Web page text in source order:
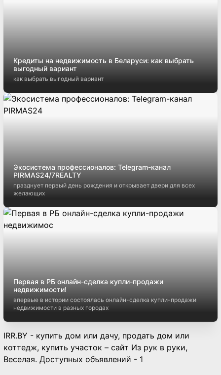
Кредиты на недвижимость в Беларуси: как выбрать
выгодный вариант
как выбрать выгодный вариант
Экосистема профессионалов: Telegram-канал
PIRMAS24/7REALTY
празднует первый день рождения и открывает двери для всех
желающих
Первая в РБ онлайн-сделка купли-продажи
недвижимости!
впервые в истории состоялась онлайн-сделка купли-продажи
недвижимости в разных городах
IRR.BY - купить дом или дачу, продать дом или
коттедж, купить участок – сайт Из рук в руки,
Веселая. Доступных объявлений - 1